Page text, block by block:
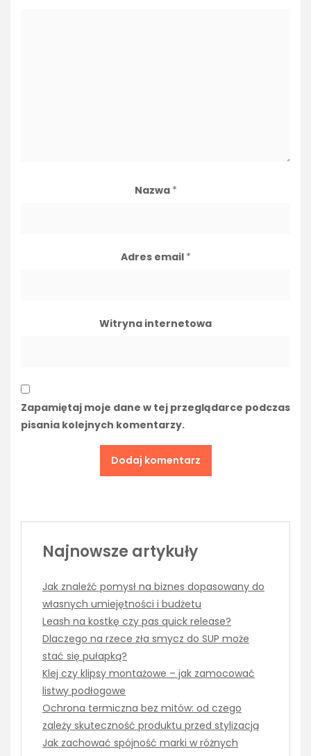
Nazwa *
Adres email *
Witryna internetowa
Zapamiętaj moje dane w tej przeglądarce podczas
pisania kolejnych komentarzy.
Najnowsze artykuły
Jak znaleźć pomysł na biznes dopasowany do
własnych umiejętności i budżetu
Leash na kostkę czy pas quick release?
Dlaczego na rzece zła smycz do SUP może
stać się pułapką?
Klej czy klipsy montażowe – jak zamocować
listwy podłogowe
Ochrona termiczna bez mitów: od czego
zależy skuteczność produktu przed stylizacją
Jak zachować spójność marki w różnych